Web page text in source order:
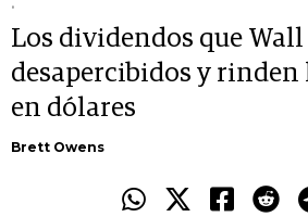
.
Los dividendos que Wall
desapercibidos y rinden
en dólares
Brett Owens